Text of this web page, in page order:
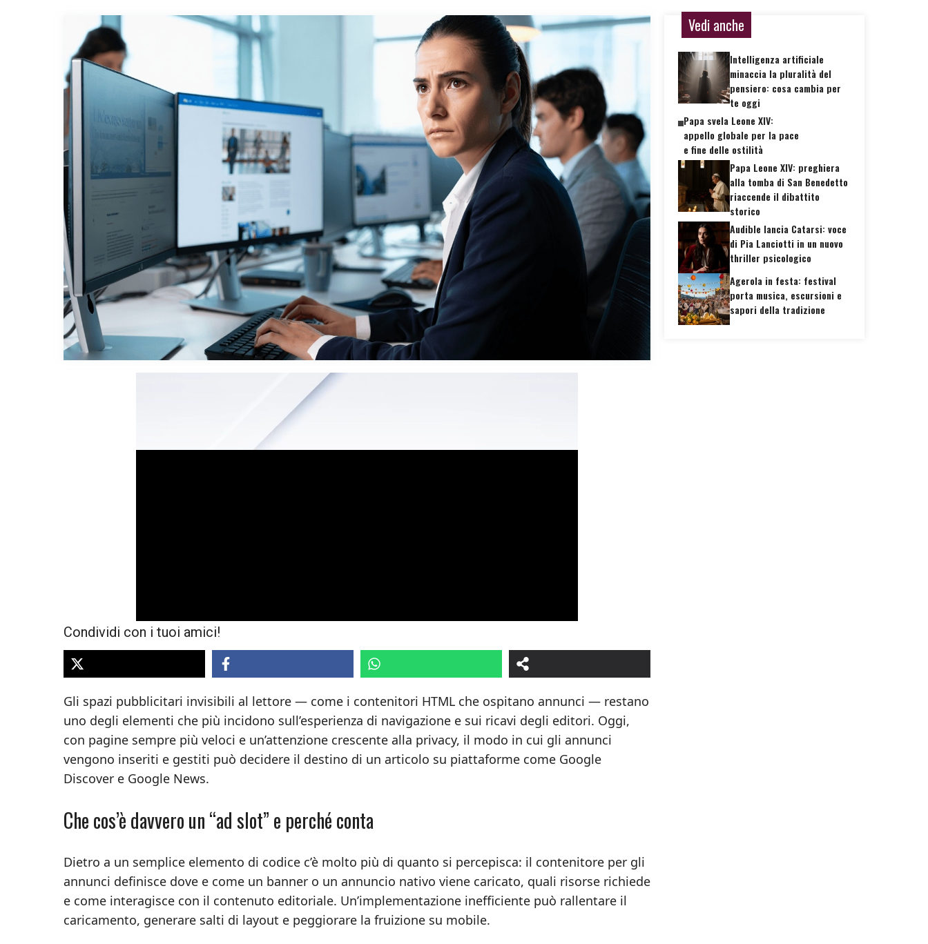
Condividi con i tuoi amici!
Gli spazi pubblicitari invisibili al lettore — come i contenitori HTML che ospitano annunci — restano
uno degli elementi che più incidono sull’esperienza di navigazione e sui ricavi degli editori. Oggi,
con pagine sempre più veloci e un’attenzione crescente alla privacy, il modo in cui gli annunci
vengono inseriti e gestiti può decidere il destino di un articolo su piattaforme come Google
Discover e Google News.
Che cos’è davvero un “ad slot” e perché conta
Dietro a un semplice elemento di codice c’è molto più di quanto si percepisca: il contenitore per gli
annunci definisce dove e come un banner o un annuncio nativo viene caricato, quali risorse richiede
e come interagisce con il contenuto editoriale. Un’implementazione inefficiente può rallentare il
caricamento, generare salti di layout e peggiorare la fruizione su mobile.
Vedi anche
Intelligenza artificiale
minaccia la pluralità del
pensiero: cosa cambia per
te oggi
Papa svela Leone XIV:
appello globale per la pace
e fine delle ostilità
Papa Leone XIV: preghiera
alla tomba di San Benedetto
riaccende il dibattito
storico
Audible lancia Catarsi: voce
di Pia Lanciotti in un nuovo
thriller psicologico
Agerola in festa: festival
porta musica, escursioni e
sapori della tradizione